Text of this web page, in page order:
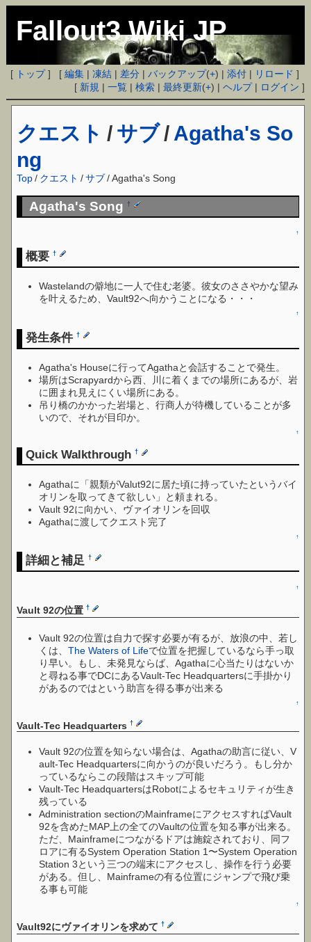
Fallout3 Wiki JP
[ トップ] [編集 |凍結 | 差分 |バックアップ(+) |添付 | リロード ]
[ 新規 |一覧 |検索 |最終更新(+) |ヘルプ| ログイン ]
クエスト / サブ / Agatha's So
ng
Top / クエスト /サブ/ Agatha's Song
Agatha's Song†
↑
概要†
Wastelandの僻地に一人で住む老婆。彼女のささやかな望み
を叶えるため、Vault92へ向かうことになる・・・
↑
発生条件†
Agatha's Houseに行ってAgathaと会話することで発生。
場所はScrapyardから西、川に着くまでの場所にあるが、岩
に囲まれ見えにくい場所にある。
吊り橋のかかった岩場と、行商人が待機していることが多
いので、それが目印か。
↑
Quick Walkthrough†
Agathaに「親類がValut92に居た頃に持っていたというバイ
オリンを取ってきて欲しい」と頼まれる。
Vault 92に向かい、ヴァイオリンを回収
Agathaに渡してクエスト完了
↑
詳細と補足†
↑
Vault 92の位置†
Vault 92の位置は自力で探す必要が有るが、放浪の中、若し
くは、The Waters of Lifeで位置を把握しているなら手っ取
り早い。もし、未発見ならば、Agathaに心当たりはないか
と尋ねる事でDCにあるVault-Tec Headquartersに手掛かり
があるのではという助言を得る事が出来る
↑
Vault-Tec Headquarters†
Vault 92の位置を知らない場合は、Agathaの助言に従い、V
ault-Tec Headquartersに向かうのが良いだろう。もし分か
っているならこの段階はスキップ可能
Vault-Tec HeadquartersはRobotによるセキュリティが生き
残っている
Administration sectionのMainframeにアクセスすればVault
92を含めたMAP上の全てのVaultの位置を知る事が出来る。
ただ、Mainframeにつながるドアは施錠されており、同フ
ロアに有るSystem Operation Station 1〜System Operation
Station 3という三つの端末にアクセスし、操作を行う必要
がある。但し、Mainframeの有る位置にジャンプで飛び乗
る事も可能
↑
Vault92にヴァイオリンを求めて†